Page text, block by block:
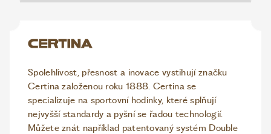
Spolehlivost, přesnost a inovace vystihují značku
Certina založenou roku 1888. Certina se
specializuje na sportovní hodinky, které splňují
nejvyšší standardy a pyšní se řadou technologií.
Můžete znát například patentovaný systém Double